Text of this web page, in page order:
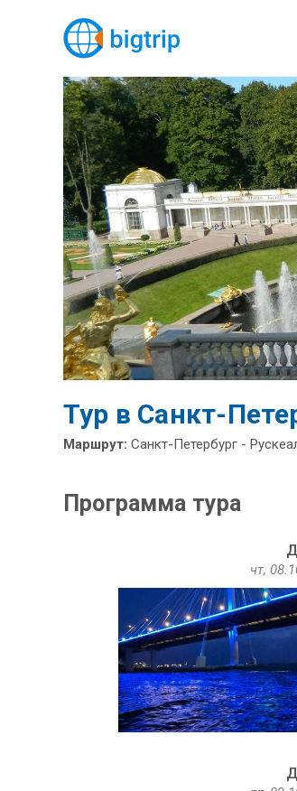
Тур в Санкт-
Маршрут: Санкт-Петербург -
Программа тура
чт,